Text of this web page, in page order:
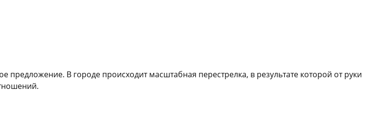
В городе происходит масштабная перестрелка, в результате которой от руки